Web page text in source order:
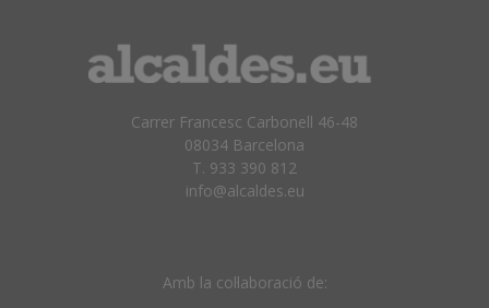
Carrer Francesc Carbonell 46-48
08034 Barcelona
T. 933 390 812
info@alcaldes.eu
Amb la col·laboració de: